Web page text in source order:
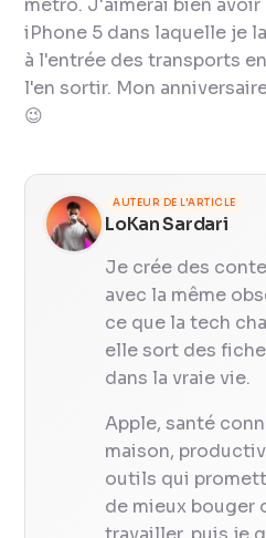
iPhone 5 dans laquelle je
à l'entrée des transports
l'en sortir. Mon
😉
AUTEUR DE L'ARTICLE
LoKan Sardari
Je crée des
avec la même
ce que la tech
elle sort des
dans la vraie vie.
Apple, santé
maison,
outils qui
de mieux bouger